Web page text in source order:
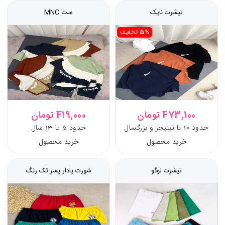
تیشرت نایک
5% تخفیف
473,100 تومان
حدود 10 تا تینیجر و بزرگسال
خرید محصول
ست MNC
419,000 تومان
حدود 5 تا 13 سال
خرید محصول
تیشرت لوگو شورت پادار پسر تک رنگ